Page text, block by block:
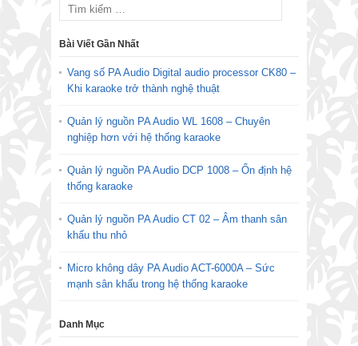
Bài Viết Gần Nhất
Vang số PA Audio Digital audio processor CK80 –
Khi karaoke trở thành nghệ thuật
Quản lý nguồn PA Audio WL 1608 – Chuyên
nghiệp hơn với hệ thống karaoke
Quản lý nguồn PA Audio DCP 1008 – Ổn định hệ
thống karaoke
Quản lý nguồn PA Audio CT 02 – Âm thanh sân
khấu thu nhỏ
Micro không dây PA Audio ACT-6000A – Sức
mạnh sân khấu trong hệ thống karaoke
Danh Mục